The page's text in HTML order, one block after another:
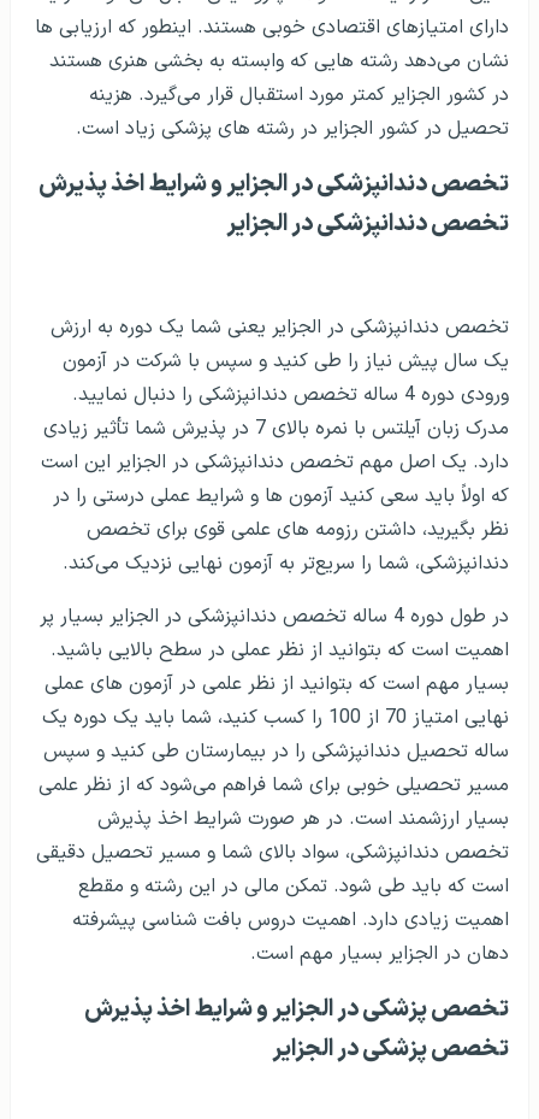
سال های گذشته طرفداران بسیار کمی داشت اما این رشته ها
امروزه در لیست رشته های بسیار پر طرفدار این کشور قرار
دارند، حقیقت این است که رشته های شهرسازی و همینطور
رشته هایی که در زمینه خدمات شهری فعالیت می‌کنند
می‌توانند بهترین گزینه برای پیشرفت یک کشور باشند.
دانشگاه های کشور الجزایر سعی کرده‌اند که ابتدا رشته‌های
تحصیلی بر اساس اعتبار دانشگاه‌ها را مشخص کنند.
بسیار معتبر و ارزشمند هستند که افراد زیادی با تحصیل در
آن به نتیجه خوبی می‌رسند و البته که بازار کار خوبی نیز دارد.
رشته مهندسی شیمی و مواد با توجه به رشد صنعت و
آزمایشگاه های کشور الجزایر در وضعیت خوبی قرار دارد. رشته
هایی که در زمینه محصولات پتروشیمی دنبال می‌شوند هر یک
دارای امتیازهای اقتصادی خوبی هستند. اینطور که ارزیابی ها
نشان می‌دهد رشته هایی که وابسته به بخشی هنری هستند
در کشور الجزایر کمتر مورد استقبال قرار می‌گیرد. هزینه
تحصیل در کشور الجزایر در رشته های پزشکی زیاد است.
تخصص دندانپزشکی در الجزایر و شرایط اخذ پذیرش
تخصص دندانپزشکی در الجزایر
تخصص دندانپزشکی در الجزایر یعنی شما یک دوره به ارزش